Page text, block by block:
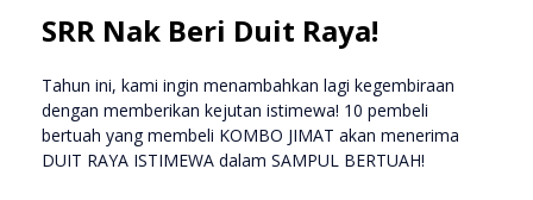
SRR Nak Beri Duit Raya!
Tahun ini, kami ingin menambahkan lagi kegembiraan
dengan memberikan kejutan istimewa! 10 pembeli
bertuah yang membeli KOMBO JIMAT akan menerima
DUIT RAYA ISTIMEWA dalam SAMPUL BERTUAH!